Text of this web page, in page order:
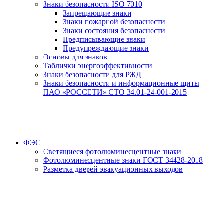
Знаки безопасности ISO 7010
Запрещающие знаки
Знаки пожарной безопасности
Знаки состояния безопасности
Предписывающие знаки
Предупреждающие знаки
Основы для знаков
Таблички энергоэффективности
Знаки безопасности для РЖД
Знаки безопасности и информационные щиты
ПАО «РОССЕТИ» СТО 34.01-24-001-2015
ФЭС
Светящиеся фотолюминесцентные знаки
Фотолюминесцентные знаки ГОСТ 34428-2018
Разметка дверей эвакуационных выходов